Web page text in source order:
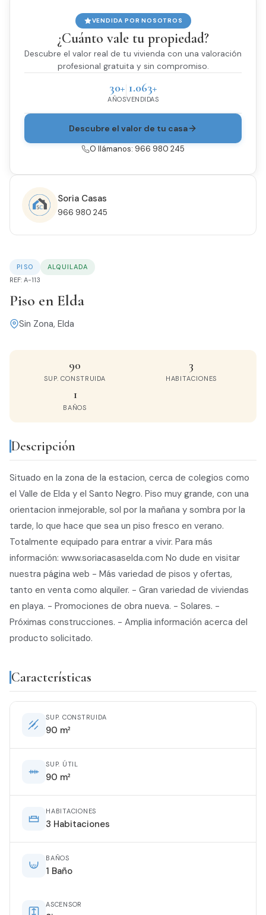
PISO
ALQUILADA
REF: A-113
Piso en Elda
Sin Zona, Elda
90
SUP. CONSTRUIDA
3
HABITACIONES
1
BAÑOS
Descripción
Situado en la zona de la estacion, cerca de colegios como
el Valle de Elda y el Santo Negro. Piso muy grande, con una
orientacion inmejorable, sol por la mañana y sombra por la
tarde, lo que hace que sea un piso fresco en verano.
Totalmente equipado para entrar a vivir. Para más
información: www.soriacasaselda.com No dude en visitar
nuestra página web - Más variedad de pisos y ofertas,
tanto en venta como alquiler. - Gran variedad de viviendas
en playa. - Promociones de obra nueva. - Solares. -
Próximas construcciones. - Amplia información acerca del
producto solicitado.
Características
SUP. CONSTRUIDA
90 m²
SUP. ÚTIL
90 m²
HABITACIONES
3 Habitaciones
BAÑOS
1 Baño
ASCENSOR
VENDIDA POR NOSOTROS
¿Cuánto vale tu propiedad?
Descubre el valor real de tu vivienda con una valoración
profesional gratuita y sin compromiso.
30+
AÑOS
1.063+
VENDIDAS
Descubre el valor de tu casa
O llámanos: 966 980 245
Soria Casas
966 980 245